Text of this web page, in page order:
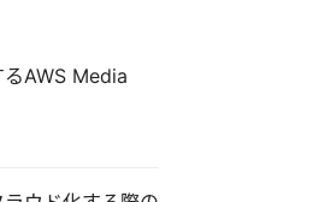
AWS Media